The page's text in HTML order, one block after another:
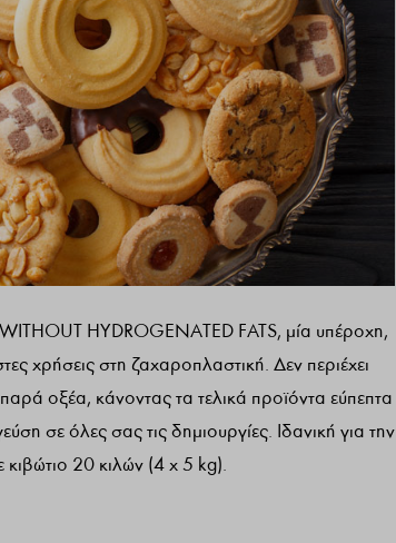
HYDROGENATED FATS, μία υπέροχη,
χρήσεις στη ζαχαροπλαστική. Δεν περιέχει
οξέα, κάνοντας τα τελικά προϊόντα εύπεπτα
σε όλες σας τις δημιουργίες. Ιδανική για την
κιβώτιο 20 κιλών (4 x 5 kg).